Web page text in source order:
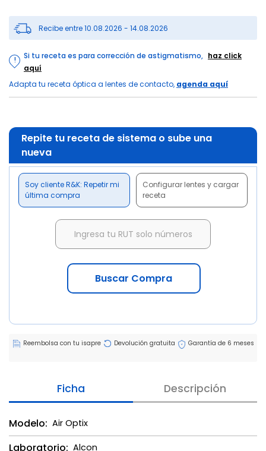
Recibe entre 10.08.2026 - 14.08.2026
! Si tu receta es para corrección de astigmatismo, haz click
aquí
Adapta tu receta óptica a lentes de contacto, agenda aquí
Repite tu receta de sistema o sube una
nueva
Soy cliente R&K: Repetir mi
última compra
Configurar lentes y cargar
receta
Buscar Compra
Reembolsa con tu isapre Devolución gratuita Garantía de 6 meses
Ficha Descripción
Modelo: Air Optix
Laboratorio: Alcon